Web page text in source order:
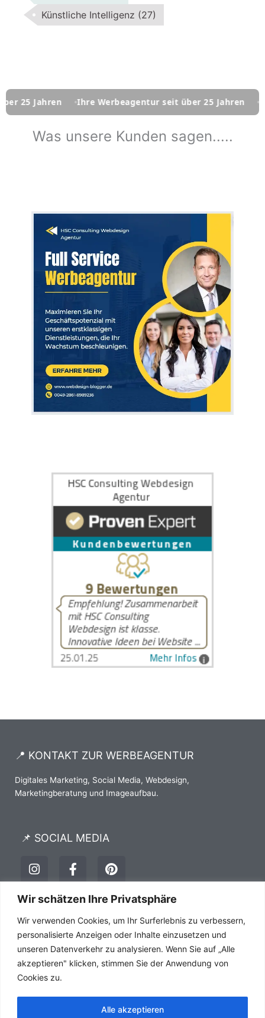
Wir schätzen Ihre Privatsphäre
Wir verwenden Cookies, um Ihr Surferlebnis zu verbessern,
personalisierte Anzeigen oder Inhalte einzusetzen und
unseren Datenverkehr zu analysieren. Wenn Sie auf „Alle
akzeptieren" klicken, stimmen Sie der Anwendung von
Cookies zu.
Alle akzeptieren
Künstliche Intelligenz (27)
Ihre Werbeagentur seit über 25 Jahren Ihre
Was unsere Kunden sagen.....
📍 KONTAKT ZUR WERBEAGENTUR
Digitales Marketing, Social Media, Webdesign,
Marketingberatung und Imageaufbau.
📌 SOCIAL MEDIA
I
n
s
t
g
r
a
m
F
a
c
e
o
o
k
-
P
i
n
t
r
e
s
t